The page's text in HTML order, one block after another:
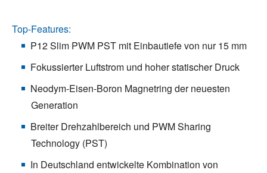
Top-Features:
P12 Slim PWM PST mit Einbautiefe von nur 15 mm
Fokussierter Luftstrom und hoher statischer Druck
Neodym-Eisen-Boron Magnetring der neuesten
Generation
Breiter Drehzahlbereich und PWM Sharing
Technology (PST)
In Deutschland entwickelte Kombination von